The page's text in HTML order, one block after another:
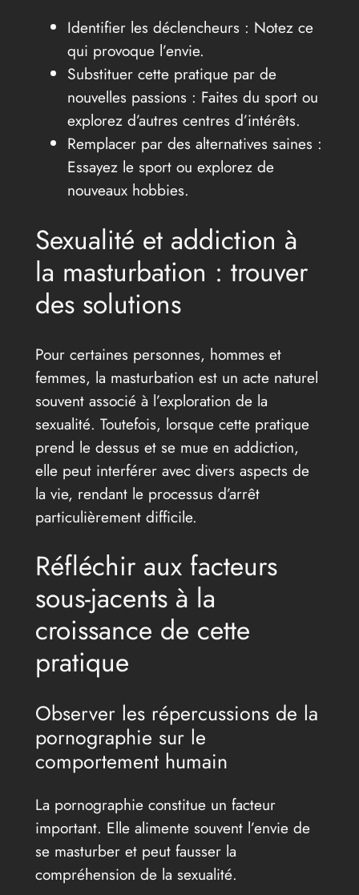
Identifier les déclencheurs : Notez ce
qui provoque l’envie.
Substituer cette pratique par de
nouvelles passions : Faites du sport ou
explorez d’autres centres d’intérêts.
Remplacer par des alternatives saines :
Essayez le sport ou explorez de
nouveaux hobbies.
Sexualité et addiction à
la masturbation : trouver
des solutions
Pour certaines personnes, hommes et
femmes, la masturbation est un acte naturel
souvent associé à l’exploration de la
sexualité. Toutefois, lorsque cette pratique
prend le dessus et se mue en addiction,
elle peut interférer avec divers aspects de
la vie, rendant le processus d’arrêt
particulièrement difficile.
Réfléchir aux facteurs
sous-jacents à la
croissance de cette
pratique
Observer les répercussions de la
pornographie sur le
comportement humain
La pornographie constitue un facteur
important. Elle alimente souvent l’envie de
se masturber et peut fausser la
compréhension de la sexualité.